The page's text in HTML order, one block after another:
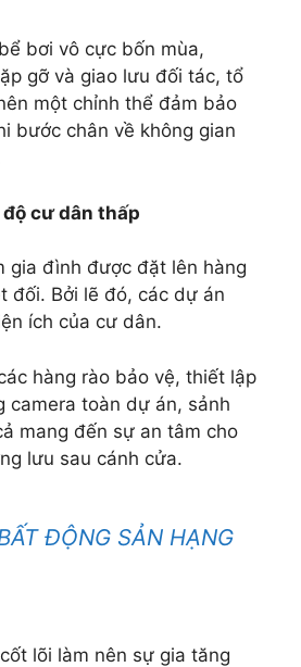
bơi vô cực bốn mùa,
gỡ và giao lưu đối tác, tổ
một chỉnh thể đảm bảo
bước chân về không gian
cư dân thấp
gia đình được đặt lên hàng
đối. Bởi lẽ đó, các dự án
ích của cư dân.
hàng rào bảo vệ, thiết lập
camera toàn dự án, sảnh
mang đến sự an tâm cho
lưu sau cánh cửa.
ĐỘNG SẢN HẠNG
lõi làm nên sự gia tăng